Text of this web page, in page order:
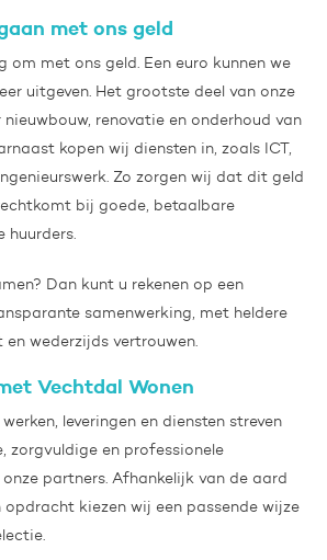
met ons geld
om met ons geld. Een euro kunnen we
uitgeven. Het grootste deel van onze
renovatie en onderhoud van
kopen wij diensten in, zoals ICT,
Zo zorgen wij dat dit geld
bij goede, betaalbare
huurders.
Dan kunt u rekenen op een
samenwerking, met heldere
wederzijds vertrouwen.
Vechtdal Wonen
leveringen en diensten streven
zorgvuldige en professionele
partners. Afhankelijk van de aard
opdracht kiezen wij een passende wijze